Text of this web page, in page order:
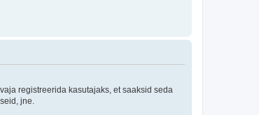
registreerida kasutajaks, et saaksid seda
jne.